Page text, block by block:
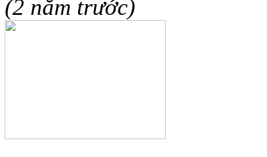
(2 năm trước)